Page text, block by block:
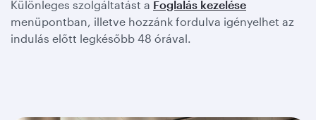
Különleges szolgáltatást a Foglalás kezelése
menüpontban, illetve hozzánk fordulva igényelhet az
indulás előtt legkésőbb 48 órával.